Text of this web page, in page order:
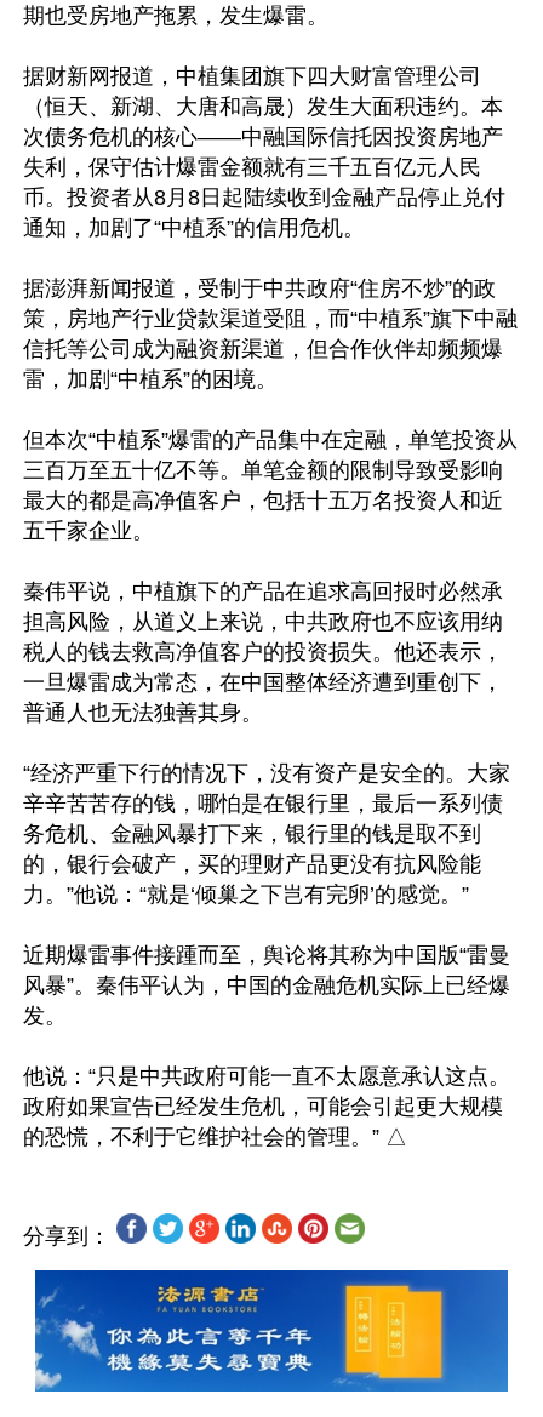
期也受房地产拖累，发生爆雷。
据财新网报道，中植集团旗下四大财富管理公司
（恒天、新湖、大唐和高晟）发生大面积违约。本
次债务危机的核心——中融国际信托因投资房地产
失利，保守估计爆雷金额就有三千五百亿元人民
币。投资者从8月8日起陆续收到金融产品停止兑付
通知，加剧了“中植系”的信用危机。
据澎湃新闻报道，受制于中共政府“住房不炒”的政
策，房地产行业贷款渠道受阻，而“中植系”旗下中融
信托等公司成为融资新渠道，但合作伙伴却频频爆
雷，加剧“中植系”的困境。
但本次“中植系”爆雷的产品集中在定融，单笔投资从
三百万至五十亿不等。单笔金额的限制导致受影响
最大的都是高净值客户，包括十五万名投资人和近
五千家企业。
秦伟平说，中植旗下的产品在追求高回报时必然承
担高风险，从道义上来说，中共政府也不应该用纳
税人的钱去救高净值客户的投资损失。他还表示，
一旦爆雷成为常态，在中国整体经济遭到重创下，
普通人也无法独善其身。
“经济严重下行的情况下，没有资产是安全的。大家
辛辛苦苦存的钱，哪怕是在银行里，最后一系列债
务危机、金融风暴打下来，银行里的钱是取不到
的，银行会破产，买的理财产品更没有抗风险能
力。”他说：“就是‘倾巢之下岂有完卵’的感觉。”
近期爆雷事件接踵而至，舆论将其称为中国版“雷曼
风暴”。秦伟平认为，中国的金融危机实际上已经爆
发。
他说：“只是中共政府可能一直不太愿意承认这点。
政府如果宣告已经发生危机，可能会引起更大规模
分享到：